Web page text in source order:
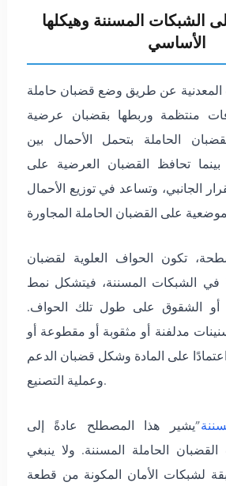
الشبكات المسننة وهيكلها
الأساسي
المعدنية عن طريق وضع قضبان حاملة
منتظمة وربطها بقضبان عرضية
الحاملة بتحمل الأحمال بين
بينما تحافظ القضبان العرضية على
الجانبي، وتساعد في توزيع الأحمال
تكون الحواف العلوية لقضبان
في الشبكات المسننة، فيتشكل نمط
أو الشقوق على طول تلك الحواف.
مدلفنة أو مثقوبة أو مقطوعة أو
اعتمادًا على المادة وشكل قضبان الدعم
وعملية التصنيع.
”يشير هذا المصطلح عادةً إلى
الحاملة المسننة. ولا ينبغي
لشبكات الأمان المكونة من قطعة